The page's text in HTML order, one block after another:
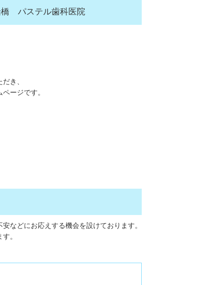
橋 パステル歯科医院
き、
ージです。
などにお応えする機会を設けております。
。